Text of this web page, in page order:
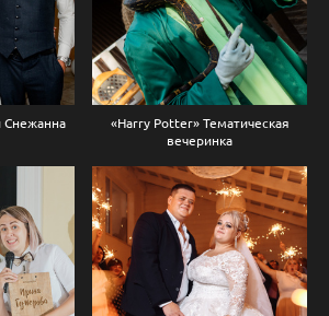
Снежанна
«Harry Potter» Тематическая
вечеринка